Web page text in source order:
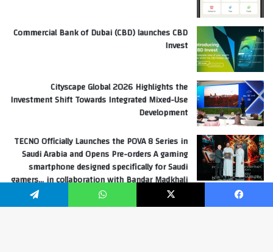
Commercial Bank of Dubai (CBD) launches CBD
Invest
Cityscape Global 2026 Highlights the
Investment Shift Towards Integrated Mixed-Use
Development
TECNO Officially Launches the POVA 8 Series in
Saudi Arabia and Opens Pre-orders A gaming
smartphone designed specifically for Saudi
gamers… in collaboration with Bandar Madkhali
“Banderita”
فيسبوك ‫X واتساب تيلقرام